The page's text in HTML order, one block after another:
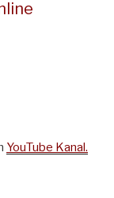
YouTube Kanal.